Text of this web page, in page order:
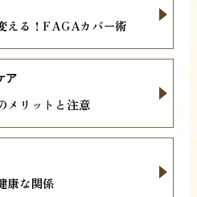
える！FAGAカバー術
メリットと注意
ア
康な関係